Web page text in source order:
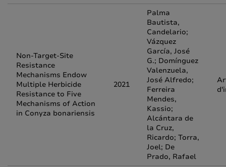
Non-Target-Site
Resistance
Mechanisms Endow
Multiple Herbicide
Resistance to Five
Mechanisms of Action
in Conyza bonariensis
2021
Palma
Bautista,
Candelario;
Vázquez
García, José
G.; Domínguez
Valenzuela,
José Alfredo;
Ferreira
Mendes,
Kassio;
Alcántara de
la Cruz,
Ricardo; Torra,
Joel; De
Prado, Rafael